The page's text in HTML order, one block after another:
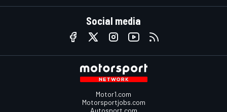
Social media
Motor1.com
Motorsportjobs.com
Autosport.com